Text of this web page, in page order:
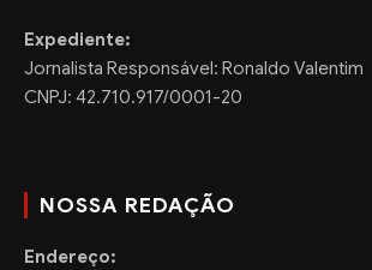
Expediente:
Jornalista Responsável: Ronaldo Valentim
CNPJ: 42.710.917/0001-20
NOSSA REDAÇÃO
Endereço: